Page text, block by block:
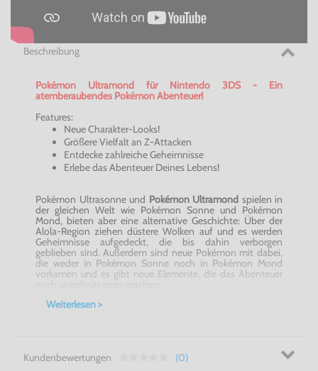
Beschreibung
Pokémon Ultramond für Nintendo 3DS - Ein
atemberaubendes Pokémon Abenteuer!
Features:
Neue Charakter-Looks!
Größere Vielfalt an Z-Attacken
Entdecke zahlreiche Geheimnisse
Erlebe das Abenteuer Deines Lebens!
Pokémon Ultrasonne und Pokémon Ultramond spielen in
der gleichen Welt wie Pokémon Sonne und Pokémon
Mond, bieten aber eine alternative Geschichte: Über der
Alola-Region ziehen düstere Wolken auf und es werden
Geheimnisse aufgedeckt, die bis dahin verborgen
geblieben sind. Außerdem sind neue Pokémon mit dabei,
die weder in Pokémon Sonne noch in Pokémon Mond
vorkamen und es gibt neue Elemente, die das Abenteuer
Fange sie alle! - Pokémon Ultramond für Nintendo 3DS!
Weiterlesen >
Kundenbewertungen (0)